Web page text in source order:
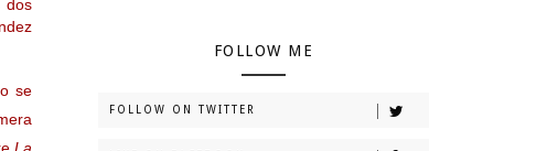
dos
se
FOLLOW ME
FOLLOW ON TWITTER